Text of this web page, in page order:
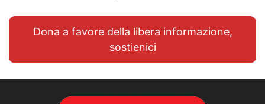
Dona a favore della libera informazione,
sostienici